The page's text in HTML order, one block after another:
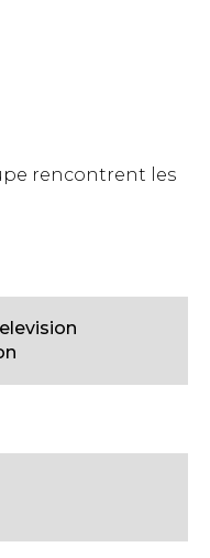
rencontrent les